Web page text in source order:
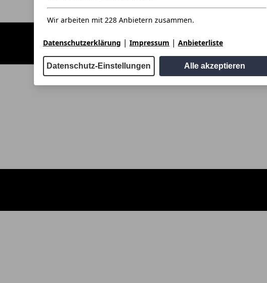
Wir arbeiten mit 228 Anbietern zusammen.
Datenschutzerklärung | Impressum | Anbieterliste
Datenschutz-Einstellungen Alle akzeptieren